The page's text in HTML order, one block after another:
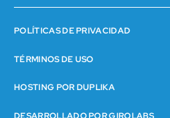
POLÍTICAS DE PRIVACIDAD
TÉRMINOS DE USO
HOSTING POR DUPLIKA
DESARROLLADO POR GIROLABS